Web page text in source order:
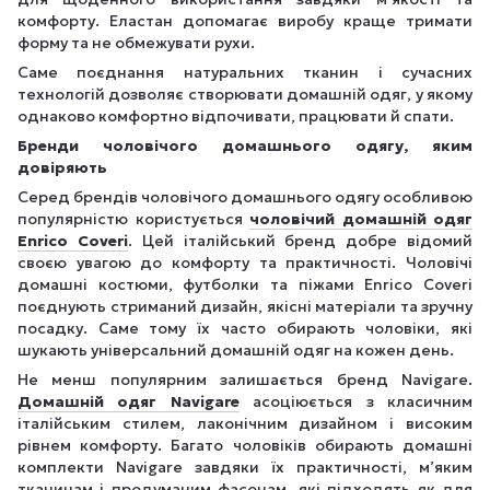
комфорту. Еластан допомагає виробу краще тримати
форму та не обмежувати рухи.
Саме поєднання натуральних тканин і сучасних
технологій дозволяє створювати домашній одяг, у якому
однаково комфортно відпочивати, працювати й спати.
Бренди чоловічого домашнього одягу, яким
довіряють
Серед брендів чоловічого домашнього одягу особливою
популярністю користується чоловічий домашній одяг
Enrico Coveri. Цей італійський бренд добре відомий
своєю увагою до комфорту та практичності. Чоловічі
домашні костюми, футболки та піжами Enrico Coveri
поєднують стриманий дизайн, якісні матеріали та зручну
посадку. Саме тому їх часто обирають чоловіки, які
шукають універсальний домашній одяг на кожен день.
Не менш популярним залишається бренд Navigare.
Домашній одяг Navigareасоціюється з класичним
італійським стилем, лаконічним дизайном і високим
рівнем комфорту. Багато чоловіків обирають домашні
комплекти Navigare завдяки їх практичності, м’яким